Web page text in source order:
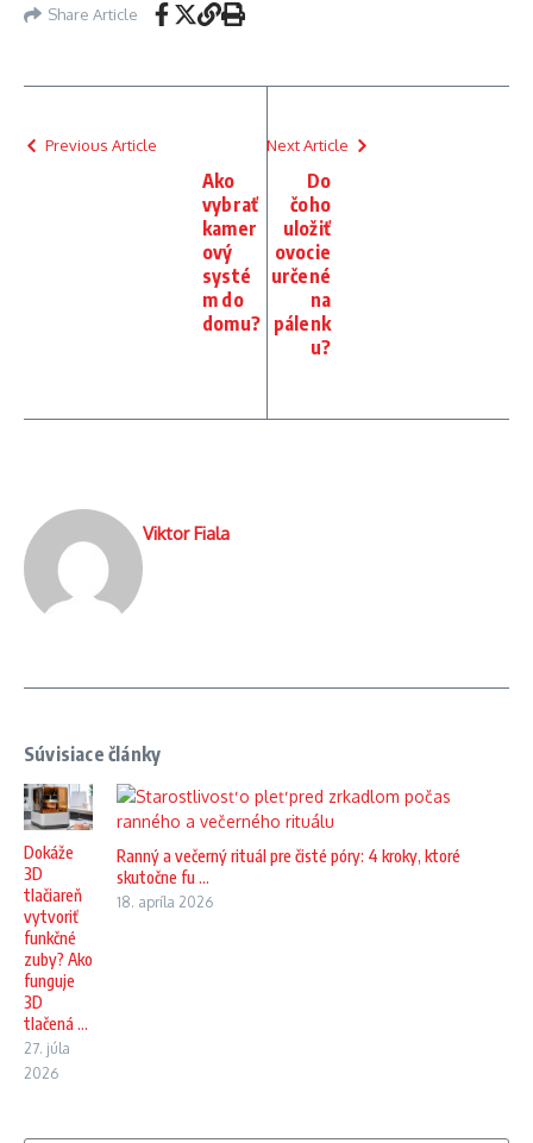
Share Article
Previous Article
Ako
vybrať
kamer
ový
systé
m do
domu?
Next Article
Do
čoho
uložiť
ovocie
určené
na
pálenk
u?
Viktor Fiala
Súvisiace články
Dokáže
3D
tlačiareň
vytvoriť
funkčné
zuby? Ako
funguje
3D
tlačená ...
27. júla
2026
Ranný a večerný rituál pre čisté póry: 4 kroky, ktoré
skutočne fu ...
18. apríla 2026